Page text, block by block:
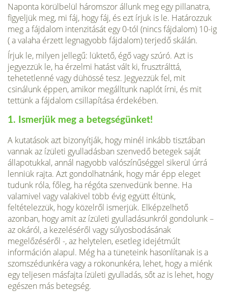
Naponta körülbelül háromszor állunk meg egy pillanatra,
figyeljük meg, mi fáj, hogy fáj, és ezt írjuk is le. Határozzuk
meg a fájdalom intenzitását egy 0-tól (nincs fájdalom) 10-ig
( a valaha érzett legnagyobb fájdalom) terjedő skálán.
Írjuk le, milyen jellegű: lüktető, égő vagy szúró. Azt is
jegyezzük le, ha érzelmi hatást vált ki, frusztrálttá,
tehetetlenné vagy dühössé tesz. Jegyezzük fel, mit
csinálunk éppen, amikor megálltunk naplót írni, és mit
tettünk a fájdalom csillapítása érdekében.
1. Ismerjük meg a betegségünket!
A kutatások azt bizonyítják, hogy minél inkább tisztában
van­nak az ízületi gyulladásban szenvedő betegek saját
állapotuk­kal, annál nagyobb valószínűséggel sikerül úrrá
lenniük rajta. Azt gondolhatnánk, hogy már épp eleget
tudunk róla, főleg, ha régóta szenvedünk benne. Ha
valamivel vagy valakivel több évig együtt éltünk,
feltételezzük, hogy közelről ismerjük. Elképzelhető
azonban, hogy amit az ízületi gyulladásunkról gondolunk –
az okáról, a kezeléséről vagy súlyosbodásának
megelőzéséről -, az helytelen, esetleg idejétmúlt
információn alapul. Még ha a tüneteink hasonlítanak is a
szomszédunkéra vagy a rokonunkéra, lehet, hogy a miénk
egy teljesen másfajta ízületi gyulladás, sőt az is lehet, hogy
egészen más betegség.